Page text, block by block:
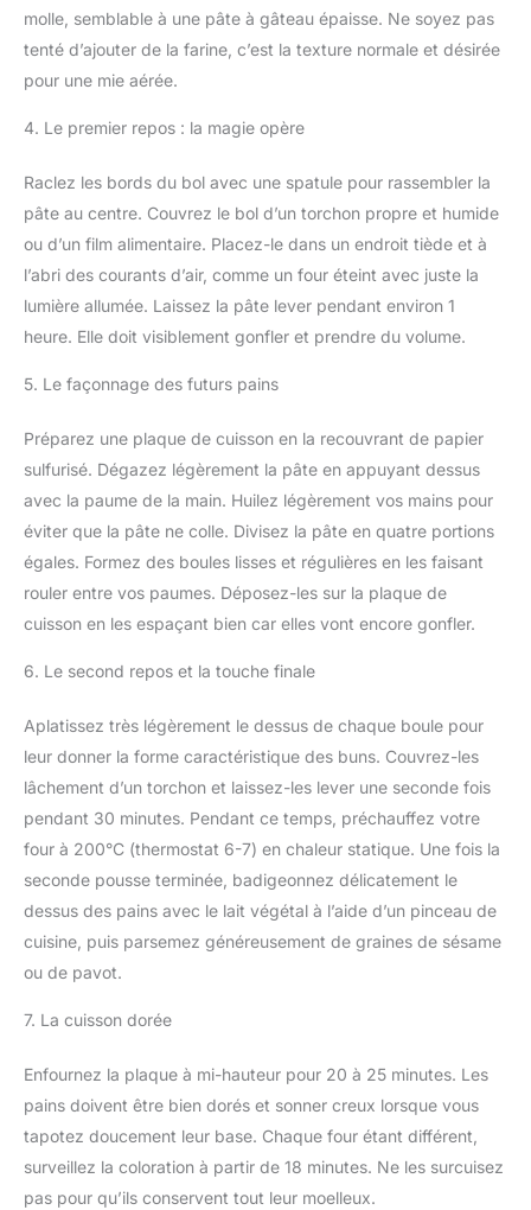
molle, semblable à une pâte à gâteau épaisse. Ne soyez pas
tenté d’ajouter de la farine, c’est la texture normale et désirée
pour une mie aérée.
4. Le premier repos : la magie opère
Raclez les bords du bol avec une spatule pour rassembler la
pâte au centre. Couvrez le bol d’un torchon propre et humide
ou d’un film alimentaire. Placez-le dans un endroit tiède et à
l’abri des courants d’air, comme un four éteint avec juste la
lumière allumée. Laissez la pâte lever pendant environ 1
heure. Elle doit visiblement gonfler et prendre du volume.
5. Le façonnage des futurs pains
Préparez une plaque de cuisson en la recouvrant de papier
sulfurisé. Dégazez légèrement la pâte en appuyant dessus
avec la paume de la main. Huilez légèrement vos mains pour
éviter que la pâte ne colle. Divisez la pâte en quatre portions
égales. Formez des boules lisses et régulières en les faisant
rouler entre vos paumes. Déposez-les sur la plaque de
cuisson en les espaçant bien car elles vont encore gonfler.
6. Le second repos et la touche finale
Aplatissez très légèrement le dessus de chaque boule pour
leur donner la forme caractéristique des buns. Couvrez-les
lâchement d’un torchon et laissez-les lever une seconde fois
pendant 30 minutes. Pendant ce temps, préchauffez votre
four à 200°C (thermostat 6-7) en chaleur statique. Une fois la
seconde pousse terminée, badigeonnez délicatement le
dessus des pains avec le lait végétal à l’aide d’un pinceau de
cuisine, puis parsemez généreusement de graines de sésame
ou de pavot.
7. La cuisson dorée
Enfournez la plaque à mi-hauteur pour 20 à 25 minutes. Les
pains doivent être bien dorés et sonner creux lorsque vous
tapotez doucement leur base. Chaque four étant différent,
surveillez la coloration à partir de 18 minutes. Ne les surcuisez
pas pour qu’ils conservent tout leur moelleux.